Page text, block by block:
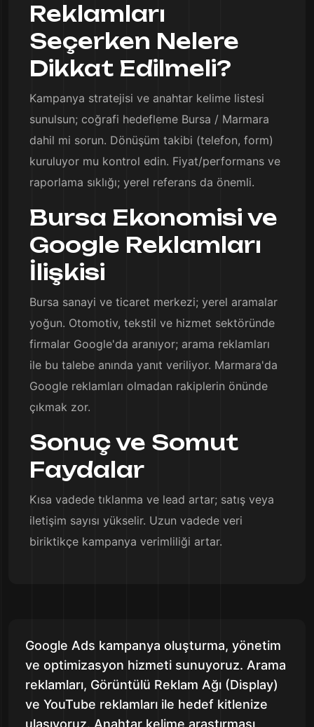
Reklamları
Seçerken Nelere
Dikkat Edilmeli?
Kampanya stratejisi ve anahtar kelime listesi
sunulsun; coğrafi hedefleme Bursa / Marmara
dahil mi sorun. Dönüşüm takibi (telefon, form)
kuruluyor mu kontrol edin. Fiyat/performans ve
raporlama sıklığı; yerel referans da önemli.
Bursa Ekonomisi ve
Google Reklamları
İlişkisi
Bursa sanayi ve ticaret merkezi; yerel aramalar
yoğun. Otomotiv, tekstil ve hizmet sektöründe
firmalar Google'da aranıyor; arama reklamları
ile bu talebe anında yanıt veriliyor. Marmara'da
Google reklamları olmadan rakiplerin önünde
çıkmak zor.
Sonuç ve Somut
Faydalar
Kısa vadede tıklanma ve lead artar; satış veya
iletişim sayısı yükselir. Uzun vadede veri
biriktikçe kampanya verimliliği artar.
Google Ads kampanya oluşturma, yönetim
ve optimizasyon hizmeti sunuyoruz. Arama
reklamları, Görüntülü Reklam Ağı (Display)
ve YouTube reklamları ile hedef kitlenize
ulaşıyoruz. Anahtar kelime araştırması,